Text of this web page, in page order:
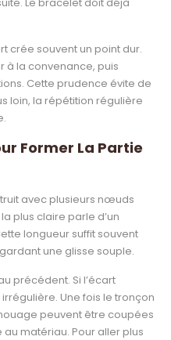
Le bracelet doit déjà
crée souvent un point dur.
à la convenance, puis
Cette prudence évite de
loin, la répétition régulière
Former La Partie
avec plusieurs nœuds
plus claire parle d’un
longueur suffit souvent
une glisse souple.
précédent. Si l’écart
Une fois le tronçon
peuvent être coupées
matériau. Pour aller plus